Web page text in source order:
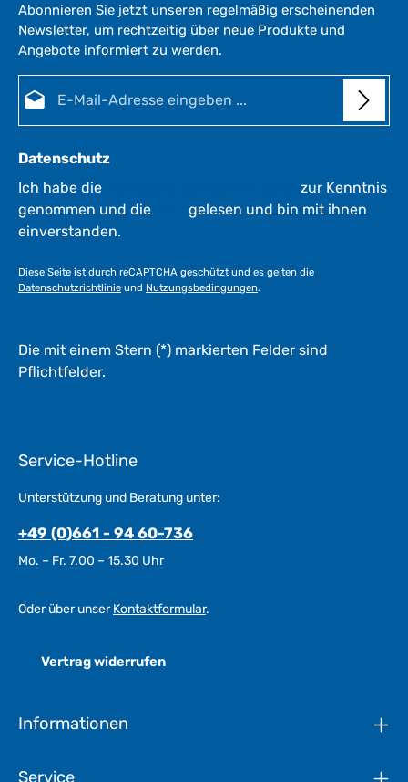
Abonnieren Sie jetzt unseren regelmäßig erscheinenden
Newsletter, um rechtzeitig über neue Produkte und
Angebote informiert zu werden.
Datenschutz
Ich habe die
zur Kenntnis
genommen und die
gelesen und bin mit ihnen
einverstanden.
Diese Seite ist durch reCAPTCHA geschützt und es gelten die
Datenschutzrichtlinie und Nutzungsbedingungen.
Die mit einem Stern (*) markierten Felder sind
Pflichtfelder.
Service-Hotline
Unterstützung und Beratung unter:
+49 (0)661 - 94 60-736
Mo. – Fr. 7.00 – 15.30 Uhr
Oder über unserKontaktformular.
Vertrag widerrufen
Informationen
Service